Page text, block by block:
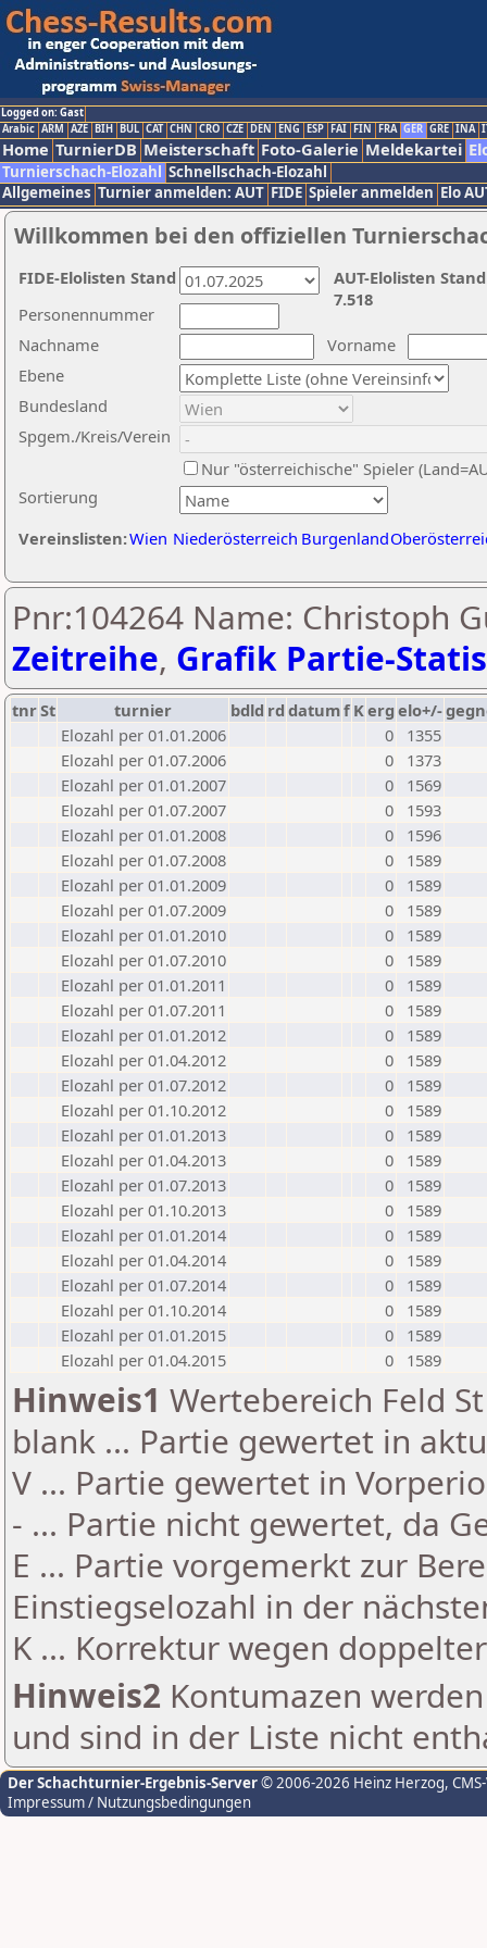
Logged on: Gast
Arabic ARM AZE BIH BUL CAT CHN CRO CZE DEN ENG ESP FAI FIN FRA GER GRE INA
Home TurnierDB Meisterschaft Foto-Galerie Meldekartei
Turnierschach-Elozahl Schnellschach-Elozahl
Allgemeines Turnier anmelden: AUT FIDE Spieler anmelden Elo
Willkommen bei den offiziellen
Nachname
Vorname
Ebene
Sortierung
Personennummer
Bundesland
Spgem./Kreis/Verein
Nur "österreichische" Spieler
Vereinslisten:Wien Niederösterreich Burgenland
AUT-Elolisten
7.518
FIDE-Elolisten Stand
Pnr:104264 Name: Christoph
Zeitreihe, Grafik Partie-
tnrSt turnier bdld rd datumf Kerg elo+/-
Elozahl per 01.01.2006
0
1355
Elozahl per 01.07.2006
0
1373
Elozahl per 01.01.2007
0
1569
Elozahl per 01.07.2007
0
1593
Elozahl per 01.01.2008
0
1596
Elozahl per 01.07.2008
0
1589
Elozahl per 01.01.2009
0
1589
Elozahl per 01.07.2009
0
1589
Elozahl per 01.01.2010
0
1589
Elozahl per 01.07.2010
0
1589
Elozahl per 01.01.2011
0
1589
Elozahl per 01.07.2011
0
1589
Elozahl per 01.01.2012
0
1589
Elozahl per 01.04.2012
0
1589
Elozahl per 01.07.2012
0
1589
Elozahl per 01.10.2012
0
1589
Elozahl per 01.01.2013
0
1589
Elozahl per 01.04.2013
0
1589
Elozahl per 01.07.2013
0
1589
Elozahl per 01.10.2013
0
1589
Elozahl per 01.01.2014
0
1589
Elozahl per 01.04.2014
0
1589
Elozahl per 01.07.2014
0
1589
Elozahl per 01.10.2014
0
1589
Elozahl per 01.01.2015
0
1589
Elozahl per 01.04.2015
0 1589
Hinweis1 Wertebereich Feld
blank ... Partie gewertet in
V ... Partie gewertet in
- ... Partie nicht gewertet, da
E ... Partie vorgemerkt zur
Einstiegselozahl in der
K ... Korrektur wegen
Hinweis2 Kontumazen
und sind in der Liste nicht
Der Schachturnier-Ergebnis-Server© 2006-2026 Heinz Herzog,
Impressum / Nutzungsbedingungen